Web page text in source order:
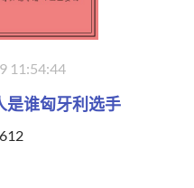
11:54:44
是谁匈牙利选手
612